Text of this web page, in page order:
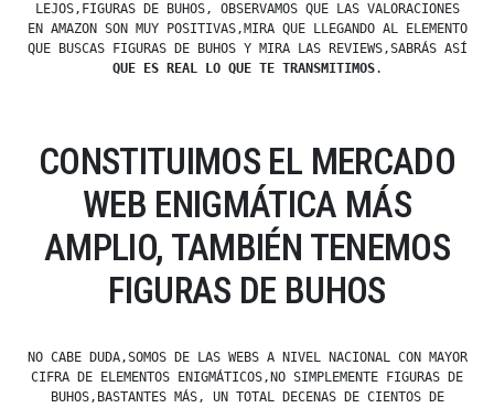
LEJOS,FIGURAS DE BUHOS, OBSERVAMOS QUE LAS VALORACIONES
EN AMAZON SON MUY POSITIVAS,MIRA QUE LLEGANDO AL ELEMENTO
QUE BUSCAS FIGURAS DE BUHOS Y MIRA LAS REVIEWS,SABRÁS ASÍ
QUE ES REAL LO QUE TE TRANSMITIMOS.
CONSTITUIMOS EL MERCADO
WEB ENIGMÁTICA MÁS
AMPLIO, TAMBIÉN TENEMOS
FIGURAS DE BUHOS
NO CABE DUDA,SOMOS DE LAS WEBS A NIVEL NACIONAL CON MAYOR
CIFRA DE ELEMENTOS ENIGMÁTICOS,NO SIMPLEMENTE FIGURAS DE
BUHOS,BASTANTES MÁS, UN TOTAL DECENAS DE CIENTOS DE